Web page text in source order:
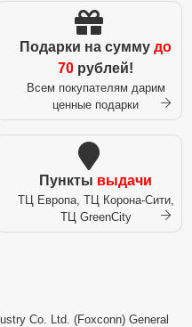
Подарки на сумму до
70 рублей!
Всем покупателям дарим
ценные подарки
Пункты выдачи
ТЦ Европа, ТЦ Корона-Сити,
ТЦ GreenCity
Co. Ltd. (Foxconn) General